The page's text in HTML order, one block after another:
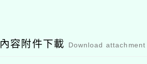
內容附件下載 Download attachment